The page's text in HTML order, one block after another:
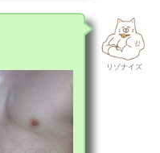
リゾナイズ